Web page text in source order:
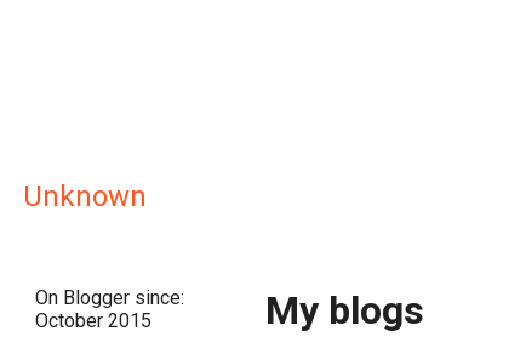
Unknown
On Blogger since:
October 2015
My blogs